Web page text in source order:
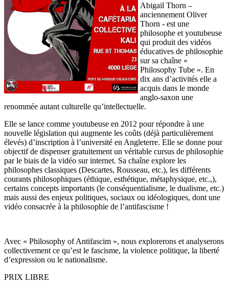
Abigail Thorn –
anciennement Oliver
Thorn - est une
philosophe et youtubeuse
qui produit des vidéos
éducatives de philosophie
sur sa chaîne «
Philosophy Tube ». En
dix ans d’activités elle a
acquis dans le monde
anglo-saxon une
renommée autant culturelle qu’intellectuelle.
Elle se lance comme youtubeuse en 2012 pour répondre à une
nouvelle législation qui augmente les coûts (déjà particulièrement
élevés) d’inscription à l’université en Angleterre. Elle se donne pour
objectif de dispenser gratuitement un véritable cursus de philosophie
par le biais de la vidéo sur internet. Sa chaîne explore les
philosophes classiques (Descartes, Rousseau, etc.), les différents
courants philosophiques (éthique, esthétique, métaphysique, etc.,),
certains concepts importants (le conséquentialisme, le dualisme, etc.)
mais aussi des enjeux politiques, sociaux ou idéologiques, dont une
vidéo consacrée à la philosophie de l’antifascisme !
Avec « Philosophy of Antifascim », nous explorerons et analyserons
collectivement ce qu’est le fascisme, la violence politique, la liberté
d’expression ou le nationalisme.
PRIX LIBRE